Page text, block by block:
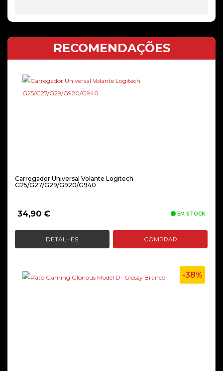
RECOMENDAÇÕES
Carregador Universal Volante Logitech
G25/G27/G29/G920/G940
34,90 € EM STOCK
DETALHES COMPRAR
-38%